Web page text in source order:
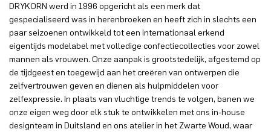
DRYKORN werd in 1996 opgericht als een merk dat
gespecialiseerd was in herenbroeken en heeft zich in slechts een
paar seizoenen ontwikkeld tot een internationaal erkend
eigentijds modelabel met volledige confectiecollecties voor zowel
mannen als vrouwen. Onze aanpak is grootstedelijk, afgestemd op
de tijdgeest en toegewijd aan het creëren van ontwerpen die
zelfvertrouwen geven en dienen als hulpmiddelen voor
zelfexpressie. In plaats van vluchtige trends te volgen, banen we
onze eigen weg door elk stuk te ontwikkelen met ons in-house
designteam in Duitsland en ons atelier in het Zwarte Woud, waar